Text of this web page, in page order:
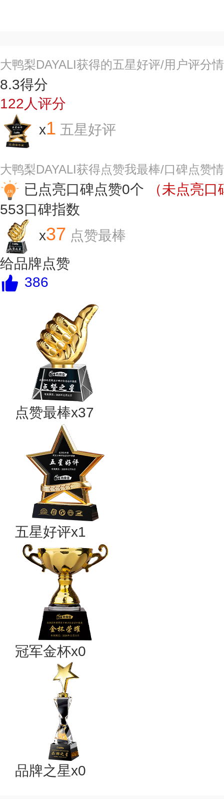
大鸭梨DAYALI获得的五星好评/用户评分
8.3得分
122人评分
x1 五星好评
大鸭梨DAYALI获得点赞我最棒/口碑点赞
已点亮口碑点赞0个
（未点亮
553口碑指数
x37 点赞最棒
给品牌点赞
386
点赞最棒x37
五星好评x1
冠军金杯x0
品牌之星x0